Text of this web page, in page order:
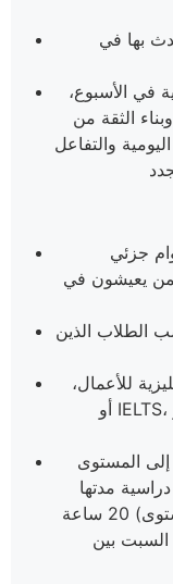
بها في
25 ساعة دراسية في الأسبوع،
الثقة من
والتفاعل
جزئي
يعيشون في
الطلاب الذين
للأعمال،
أو IELTS، أو TOEIC، أو TOEFL، أو TOEFL، ودورات
المستوى
مدتها
20 ساعة (من المستوى L1 إلى المستوى L12) بين الساعة
السبت بين